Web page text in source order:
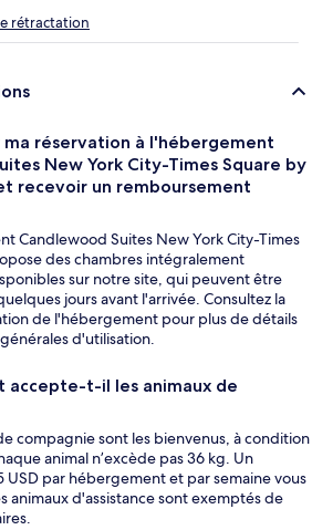
rétractation
ma réservation à l'hébergement
New York City-Times Square by
recevoir un remboursement
Candlewood Suites New York City-Times
des chambres intégralement
sur notre site, qui peuvent être
jours avant l'arrivée. Consultez la
de l'hébergement pour plus de détails
d'utilisation.
accepte-t-il les animaux de
compagnie sont les bienvenus, à condition
animal n’excède pas 36 kg. Un
USD par hébergement et par semaine vous
animaux d'assistance sont exemptés de